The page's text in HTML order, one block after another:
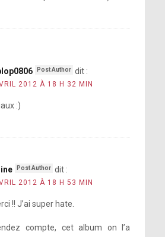
dit :
2012 À 18 H 32 MIN
:)
dit :
2012 À 18 H 53 MIN
!! J’ai super hate.
compte, cet album on l’a